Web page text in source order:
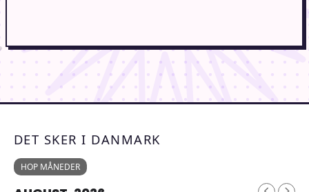
DET SKER I DANMARK
HOP MÅNEDER